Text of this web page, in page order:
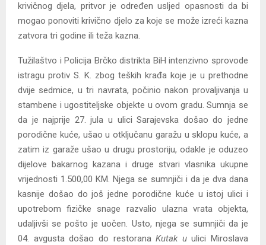
krivičnog djela, pritvor je određen usljed opasnosti da bi
mogao ponoviti krivično djelo za koje se može izreći kazna
zatvora tri godine ili teža kazna.
Tužilaštvo i Policija Brčko distrikta BiH intenzivno sprovode
istragu protiv S. K. zbog teških krađa koje je u prethodne
dvije sedmice, u tri navrata, počinio nakon provaljivanja u
stambene i ugostiteljske objekte u ovom gradu. Sumnja se
da je najprije 27. jula u ulici Sarajevska došao do jedne
porodične kuće, ušao u otključanu garažu u sklopu kuće, a
zatim iz garaže ušao u drugu prostoriju, odakle je oduzeo
dijelove bakarnog kazana i druge stvari vlasnika ukupne
vrijednosti 1.500,00 KM. Njega se sumnjiči i da je dva dana
kasnije došao do još jedne porodične kuće u istoj ulici i
upotrebom fizičke snage razvalio ulazna vrata objekta,
udaljivši se pošto je uočen. Usto, njega se sumnjiči da je
04. avgusta došao do restoranaKutak uulici Miroslava